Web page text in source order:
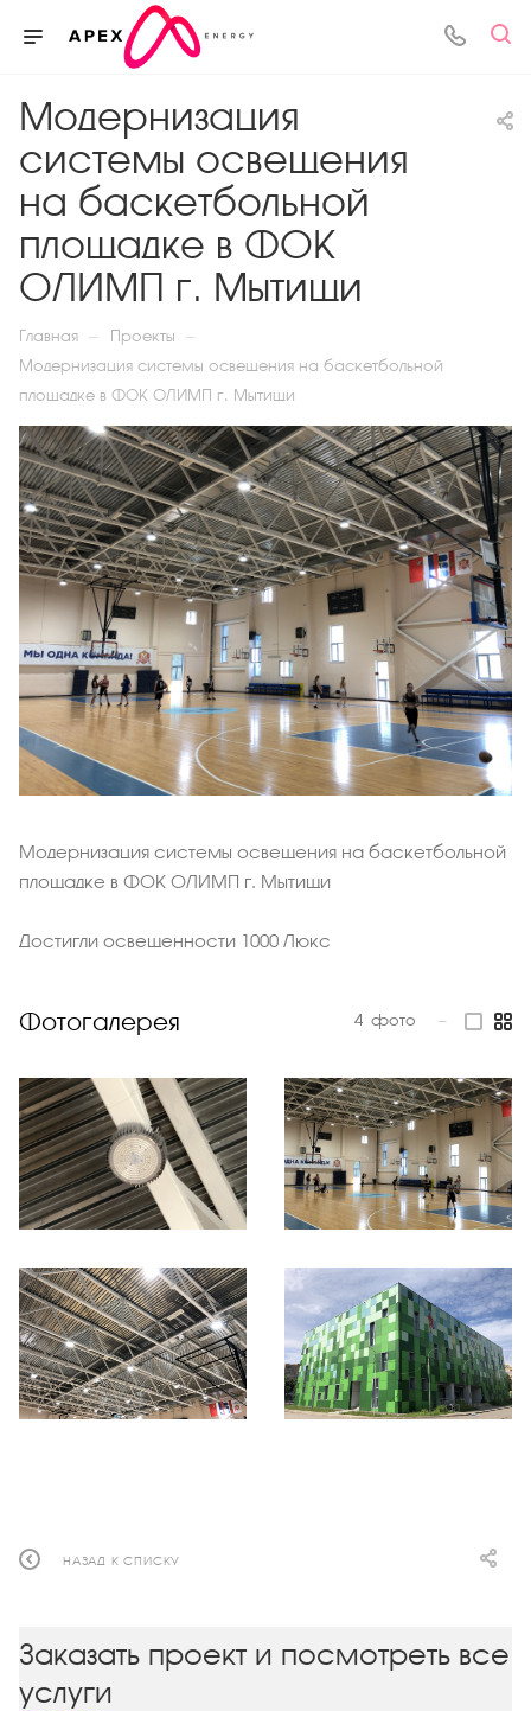
Модернизация
системы освещения
на баскетбольной
площадке в ФОК
ОЛИМП г. Мытищи
Главная — Проекты —
Модернизация системы освещения на баскетбольной
площадке в ФОК ОЛИМП г. Мытищи
Модернизация системы освещения на баскетбольной
площадке в ФОК ОЛИМП г. Мытищи
Достигли освещенности 1000 Люкс
Фотогалерея 4 фото —
НАЗАД К СПИСКУ
Заказать проект и посмотреть все
услуги